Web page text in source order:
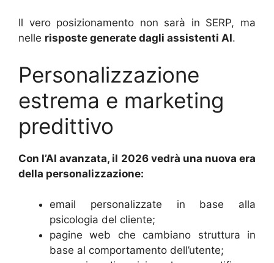
Il vero posizionamento non sarà in SERP, ma
nelle risposte generate dagli assistenti AI.
Personalizzazione
estrema e marketing
predittivo
Con l’AI avanzata, il 2026 vedrà una nuova era
della personalizzazione:
email personalizzate in base alla
psicologia del cliente;
pagine web che cambiano struttura in
base al comportamento dell’utente;